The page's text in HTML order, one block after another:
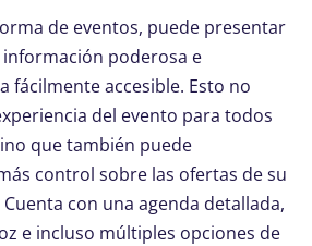
de eventos, puede presentar
poderosa e
fácilmente accesible. Esto no
del evento para todos
que también puede
control sobre las ofertas de su
con una agenda detallada,
e incluso múltiples opciones de